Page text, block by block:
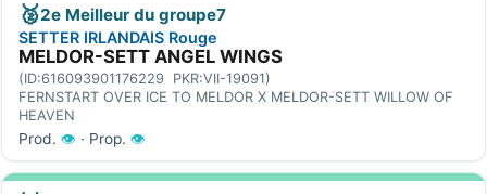
🥈2e Meilleur du groupe7
SETTER IRLANDAIS Rouge
MELDOR-SETT ANGEL WINGS
(ID:616093901176229 PKR:VII-19091)
FERNSTART OVER ICE TO MELDOR X MELDOR-SETT WILLOW OF
HEAVEN
Prod. 👁 · Prop. 👁